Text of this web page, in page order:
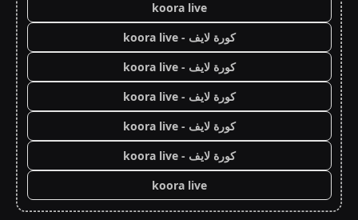
koora live
كورة لايف - koora live
كورة لايف - koora live
كورة لايف - koora live
كورة لايف - koora live
كورة لايف - koora live
koora live